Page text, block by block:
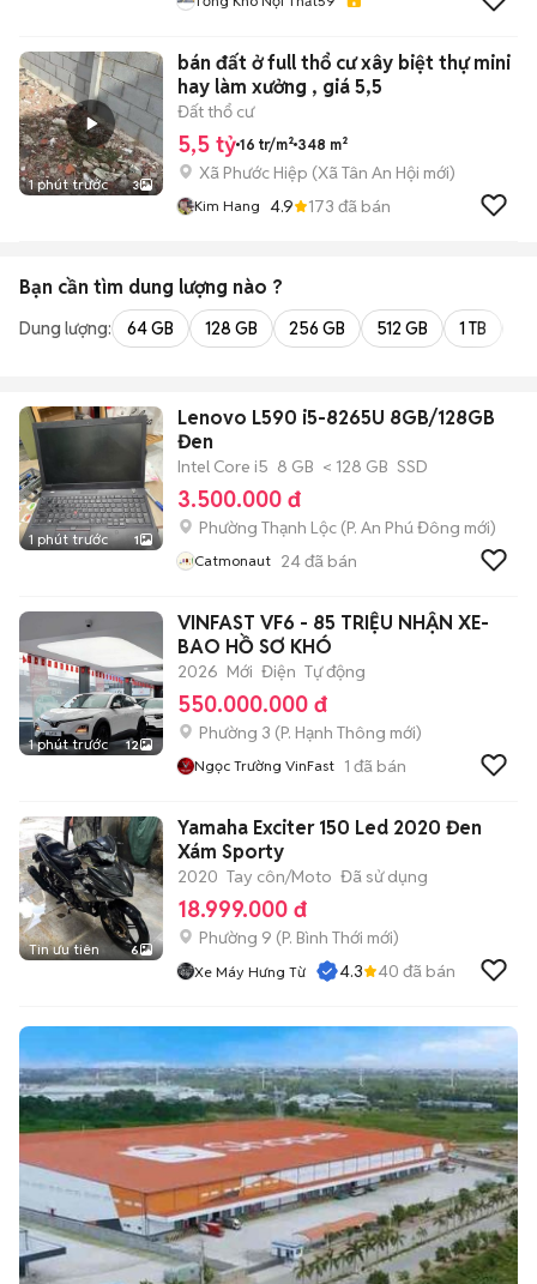
1 phút trước 3
bán đất ở full thổ cư xây biệt thự mini
hay làm xưởng , giá 5,5
Đất thổ cư
5,5 tỷ 16 tr/m² 348 m²
Xã Phước Hiệp (Xã Tân An Hội mới)
Kim Hang 4.9 173 đã bán
Bạn cần tìm dung lượng nào ?
Dung lượng: 64 GB 128 GB 256 GB 512 GB 1 TB
1 phút trước 1
Lenovo L590 i5-8265U 8GB/128GB
Đen
Intel Core i5 8 GB < 128 GB SSD
3.500.000 đ
Phường Thạnh Lộc (P. An Phú Đông mới)
Catmonaut 24đã bán
1 phút trước 12
VINFAST VF6 - 85 TRIỆU NHẬN XE-
BAO HỒ SƠ KHÓ
2026 Mới Điện Tự động
550.000.000 đ
Phường 3 (P. Hạnh Thông mới)
Ngọc Trường VinFast 1 đã bán
Tin ưu tiên 6
Yamaha Exciter 150 Led 2020 Đen
Xám Sporty
2020 Tay côn/Moto Đã sử dụng
18.999.000 đ
Phường 9 (P. Bình Thới mới)
Xe Máy Hưng Từ 4.3 40 đã bán